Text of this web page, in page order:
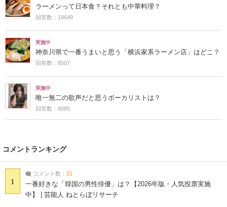
ラーメンって日本食？それとも中華料理？
回答数：19649
実施中
神奈川県で一番うまいと思う「横浜家系ラーメン店」はどこ？
回答数：8507
実施中
唯一無二の歌声だと思うボーカリストは？
回答数：8085
コメントランキング
1
コメント数： 21
一番好きな「韓国の男性俳優」は？【2026年版・人気投票実施
中】 | 芸能人 ねとらぼリサーチ